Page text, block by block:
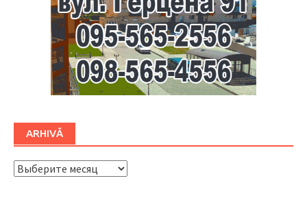
ARHIVĂ
ARHIVĂ